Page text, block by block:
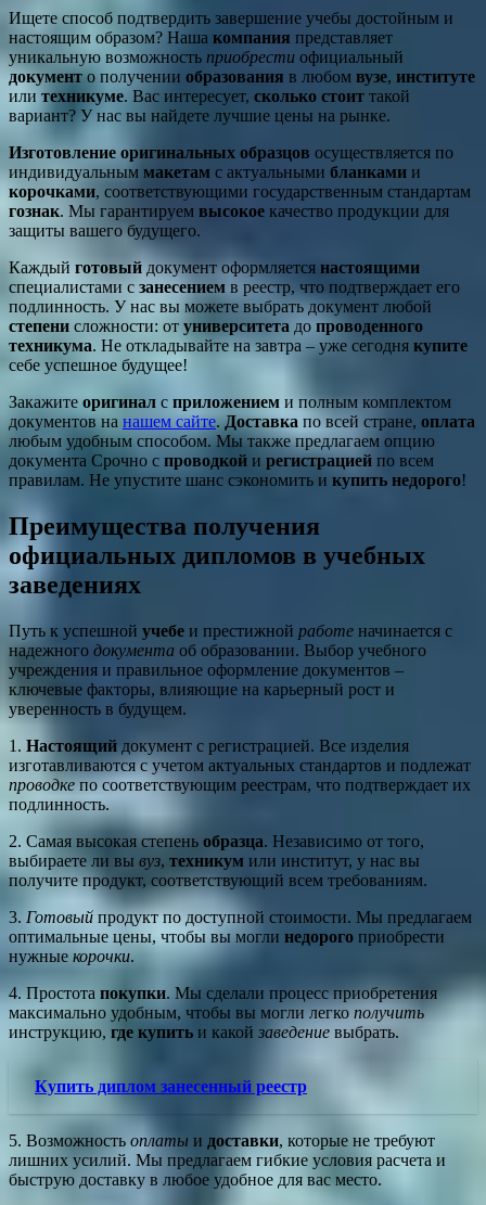
Ищете способ подтвердить завершение учебы достойным и
настоящим образом? Наша компания представляет
уникальную возможность приобрести официальный
документ о получении образования в любом вузе, институте
или техникуме. Вас интересует, сколько стоит такой
вариант? У нас вы найдете лучшие цены на рынке.
Изготовление оригинальных образцов осуществляется по
индивидуальным макетам с актуальными бланками и
корочками, соответствующими государственным стандартам
гознак. Мы гарантируем высокое качество продукции для
защиты вашего будущего.
Каждый готовый документ оформляется настоящими
специалистами с занесением в реестр, что подтверждает его
подлинность. У нас вы можете выбрать документ любой
степени сложности: от университета до проводенного
техникума. Не откладывайте на завтра – уже сегодня купите
себе успешное будущее!
Закажите оригинал с приложением и полным комплектом
документов на нашем сайте.Доставка по всей стране, оплата
любым удобным способом. Мы также предлагаем опцию
документа Срочно с проводкой и регистрацией по всем
правилам. Не упустите шанс сэкономить и купить недорого!
Преимущества получения
официальных дипломов в учебных
заведениях
Путь к успешной учебе и престижной работе начинается с
надежного документа об образовании. Выбор учебного
учреждения и правильное оформление документов –
ключевые факторы, влияющие на карьерный рост и
уверенность в будущем.
1. Настоящий документ с регистрацией. Все изделия
изготавливаются с учетом актуальных стандартов и подлежат
проводке по соответствующим реестрам, что подтверждает их
подлинность.
2. Самая высокая степень образца. Независимо от того,
выбираете ли вы вуз, техникум или институт, у нас вы
получите продукт, соответствующий всем требованиям.
3. Готовый продукт по доступной стоимости. Мы предлагаем
оптимальные цены, чтобы вы могли недорого приобрести
нужные корочки.
4. Простота покупки. Мы сделали процесс приобретения
максимально удобным, чтобы вы могли легко получить
инструкцию, где купить и какой заведение выбрать.
Купить диплом занесенный реестр
5. Возможность оплаты и доставки, которые не требуют
лишних усилий. Мы предлагаем гибкие условия расчета и
быструю доставку в любое удобное для вас место.